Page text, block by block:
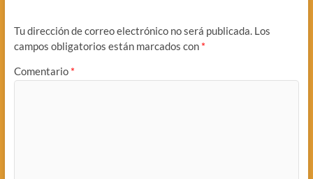
Tu dirección de correo electrónico no será publicada. Los
campos obligatorios están marcados con *
Comentario *